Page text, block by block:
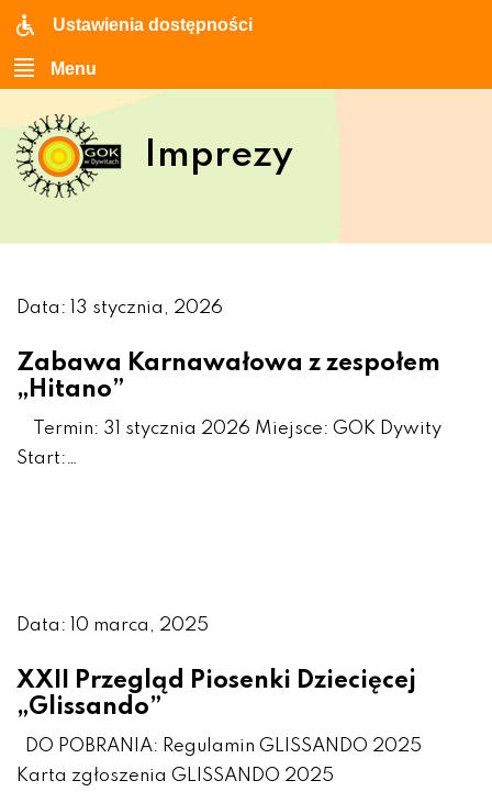
Ustawienia dostępności
Menu
Imprezy
Data: 13 stycznia, 2026
Zabawa Karnawałowa z zespołem
„Hitano”
Termin: 31 stycznia 2026 Miejsce: GOK Dywity
Start:…
Data: 10 marca, 2025
XXII Przegląd Piosenki Dziecięcej
„Glissando”
DO POBRANIA: Regulamin GLISSANDO 2025
Karta zgłoszenia GLISSANDO 2025